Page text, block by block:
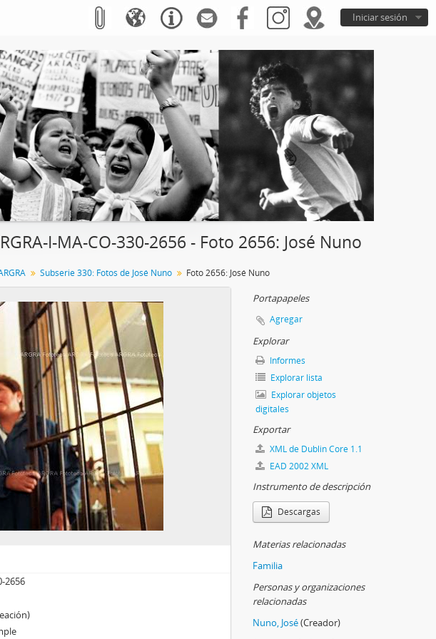
Iniciar sesión
I-MA-CO-330-2656 - Foto 2656: José Nuno
Subserie 330: Fotos de José Nuno Foto 2656: José Nuno
2656
Portapapeles
Agregar
Explorar
Informes
Explorar lista
Explorar objetos
digitales
Exportar
XML de Dublin Core 1.1
EAD 2002 XML
Instrumento de descripción
Descargas
Materias relacionadas
Familia
Personas y organizaciones
relacionadas
Nuno, José(Creador)